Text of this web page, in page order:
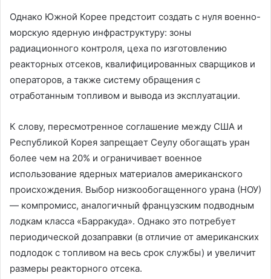
Однако Южной Корее предстоит создать с нуля военно-
морскую ядерную инфраструктуру: зоны
радиационного контроля, цеха по изготовлению
реакторных отсеков, квалифицированных сварщиков и
операторов, а также систему обращения с
отработанным топливом и вывода из эксплуатации.
К слову, пересмотренное соглашение между США и
Республикой Корея запрещает Сеулу обогащать уран
более чем на 20% и ограничивает военное
использование ядерных материалов американского
происхождения. Выбор низкообогащенного урана (НОУ)
— компромисс, аналогичный французским подводным
лодкам класса «Барракуда». Однако это потребует
периодической дозаправки (в отличие от американских
подлодок с топливом на весь срок службы) и увеличит
размеры реакторного отсека.